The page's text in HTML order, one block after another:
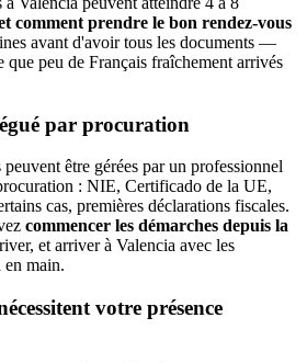
comment prendre le bon rendez-vous
avant d'avoir tous les documents —
que peu de Français fraîchement arrivés
par procuration
être gérées par un professionnel
: NIE, Certificado de la UE,
cas, premières déclarations fiscales.
commencer les démarches depuis la
et arriver à Valencia avec les
en main.
votre présence